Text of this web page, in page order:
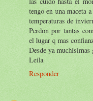
tengo en una maceta
temperaturas de
Perdon por tantas
el lugar q mas
Desde ya
Leila
Responder